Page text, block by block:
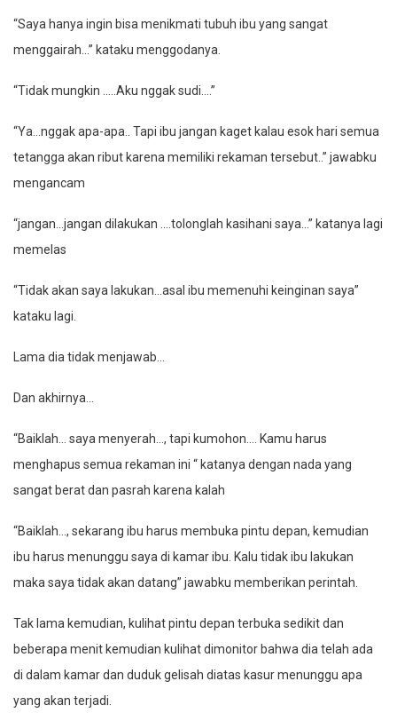
“Saya hanya ingin bisa menikmati tubuh ibu yang sangat
menggairah…” kataku menggodanya.
“Tidak mungkin …..Aku nggak sudi….”
“Ya…nggak apa-apa.. Tapi ibu jangan kaget kalau esok hari semua
tetangga akan ribut karena memiliki rekaman tersebut..” jawabku
mengancam
“jangan…jangan dilakukan ….tolonglah kasihani saya…” katanya lagi
memelas
“Tidak akan saya lakukan…asal ibu memenuhi keinginan saya”
kataku lagi.
Lama dia tidak menjawab…
Dan akhirnya…
“Baiklah… saya menyerah…, tapi kumohon…. Kamu harus
menghapus semua rekaman ini “ katanya dengan nada yang
sangat berat dan pasrah karena kalah
“Baiklah…, sekarang ibu harus membuka pintu depan, kemudian
ibu harus menunggu saya di kamar ibu. Kalu tidak ibu lakukan
maka saya tidak akan datang” jawabku memberikan perintah.
Tak lama kemudian, kulihat pintu depan terbuka sedikit dan
beberapa menit kemudian kulihat dimonitor bahwa dia telah ada
di dalam kamar dan duduk gelisah diatas kasur menunggu apa
yang akan terjadi.